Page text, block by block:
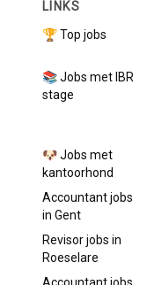
LINKS
🏆 Top jobs
📚 Jobs met IBR
stage
🐶 Jobs met
kantoorhond
Accountantjobs
in Gent
Revisorjobs in
Roeselare